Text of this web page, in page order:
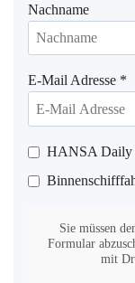
Nachname
E-Mail Adresse *
HANSA Daily
Sie müssen
Formular
mit